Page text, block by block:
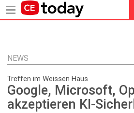
Inhalt
NEWS
Treffen im Weissen Haus
Google, Microsoft,
akzeptieren KI-